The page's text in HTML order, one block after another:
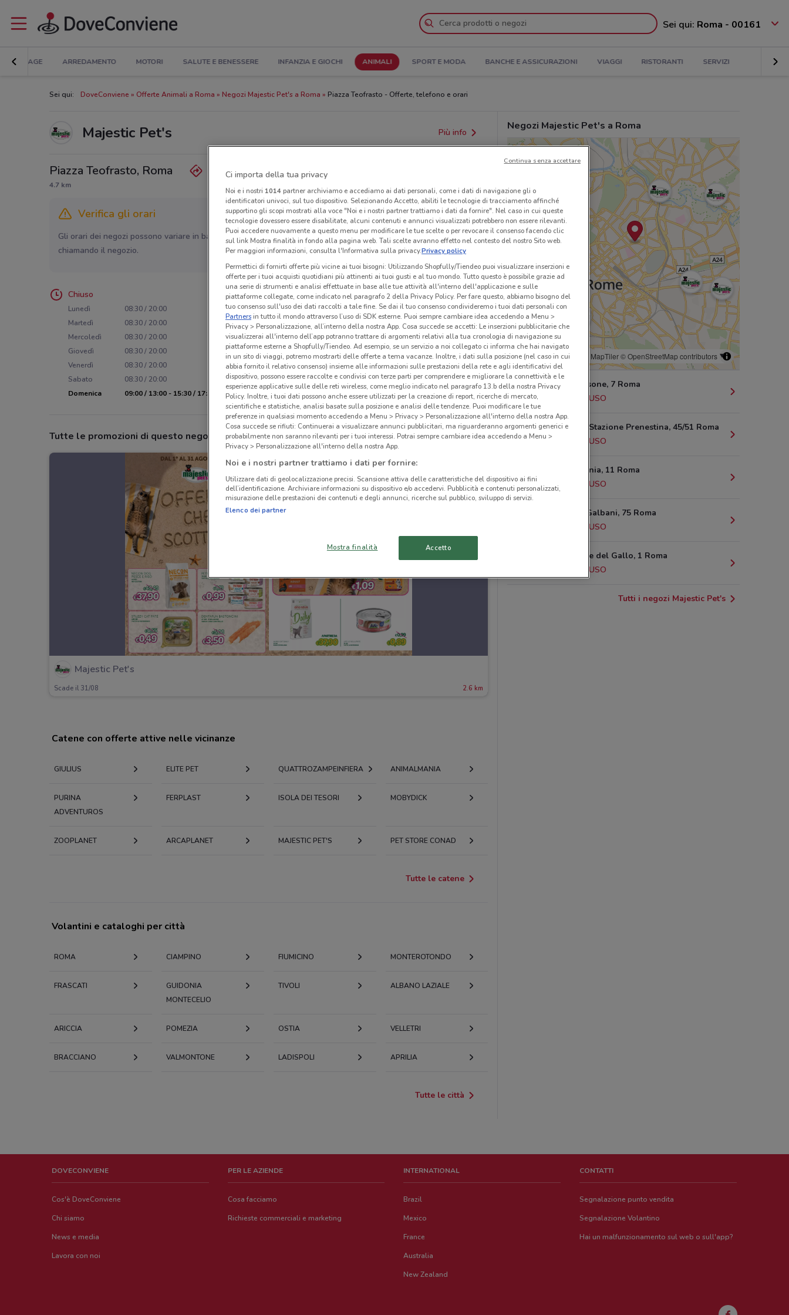
Sei qui: Roma - 00161
BRICOLAGE ARREDAMENTO MOTORI SALUTE E BENESSERE INFANZIA E GIOCHI ANIMALI SPORT E MODA BANCHE E ASSICURAZIONI VIAGGI RISTORANTI SERVIZI
Sei qui: DoveConviene Offerte Animali a Roma Negozi Majestic Pet's a Roma Piazza Teofrasto - Offerte, telefono e orari
Majestic Pet's Più info
Piazza Teofrasto, Roma
4.7 km
Verifica gli orari
Gli orari dei negozi possono variare in base agli ultimi provvedimenti regionali o nazionali. Verifica l’accuratezza
chiamando il negozio.
Chiuso
Lunedì
08:30 / 20:00
Martedì
08:30 / 20:00
Mercoledì
08:30 / 20:00
Giovedì
08:30 / 20:00
Venerdì
08:30 / 20:00
Sabato
08:30 / 20:00
Domenica
09:00 / 13:00 - 15:30 / 17:30
Tutte le promozioni di questo negozio
Majestic Pet's
Scade il 31/08 2.6 km
Negozi Majestic Pet's a Roma
© MapTiler© OpenStreetMap contributors
Via Val Chisone, 7 Roma
CHIUSO
Viale della Stazione Prenestina, 45/51 Roma
3.3 km
CHIUSO
Piazza Albania, 11 Roma
4.4 km
CHIUSO
Via Egidio Galbani, 75 Roma
CHIUSO
Via di Monte del Gallo, 1 Roma
CHIUSO
Tutti i negozi Majestic Pet's
Catene con offerte attive nelle vicinanze
GIULIUS ELITE PET QUATTROZAMPEINFIERA ANIMALMANIA
PURINA
ADVENTUROS
FERPLAST ISOLA DEI TESORI MOBYDICK
ZOOPLANET ARCAPLANET MAJESTIC PET'S PET STORE CONAD
Tutte le catene
Volantini e cataloghi per città
ROMA CIAMPINO FIUMICINO MONTEROTONDO
FRASCATI
GUIDONIA
MONTECELIO
TIVOLI ALBANO LAZIALE
ARICCIA POMEZIA OSTIA VELLETRI
BRACCIANO VALMONTONE LADISPOLI APRILIA
Tutte le città
DOVECONVIENE
Cos'è DoveConviene
Chi siamo
News e media
Lavora con noi
PER LE AZIENDE
Cosa facciamo
Richieste commerciali e marketing
INTERNATIONAL
Brazil
Mexico
France
Australia
New Zealand
CONTATTI
Segnalazione punto vendita
Segnalazione Volantino
Hai un malfunzionamento sul web o sull'app?
Ci importa della tua privacy
Noi e i nostri 1014partner archiviamo e accediamo ai dati personali, come i dati di navigazione gli o
identificatori univoci, sul tuo dispositivo. Selezionando Accetto, abiliti le tecnologie di tracciamento affinché
supportino gli scopi mostrati alla voce "Noi e i nostri partner trattiamo i dati da fornire". Nel caso in cui queste
tecnologie dovessero essere disabilitate, alcuni contenuti e annunci visualizzati potrebbero non essere rilevanti.
Puoi accedere nuovamente a questo menu per modificare le tue scelte o per revocare il consenso facendo clic
sul link Mostra finalità in fondo alla pagina web. Tali scelte avranno effetto nel contesto del nostro Sito web.
Per maggiori informazioni, consulta l'Informativa sulla privacy.Privacy policy
Permettici di fornirti offerte più vicine ai tuoi bisogni: Utilizzando Shopfully/Tiendeo puoi visualizzare inserzioni e
offerte per i tuoi acquisti quotidiani più attinenti ai tuoi gusti e al tuo mondo. Tutto questo è possibile grazie ad
una serie di strumenti e analisi effettuate in base alle tue attività all'interno dell'applicazione e sulle
piattaforme collegate, come indicato nel paragrafo 2 della Privacy Policy. Per fare questo, abbiamo bisogno del
tuo consenso sull'uso dei dati raccolti a tale fine. Se dai il tuo consenso condivideremo i tuoi dati personali con
Partnersin tutto il mondo attraverso l’uso di SDK esterne. Puoi sempre cambiare idea accedendo a Menu >
Privacy > Personalizzazione, all’interno della nostra App. Cosa succede se accetti: Le inserzioni pubblicitarie che
visualizzerai all'interno dell’app potranno trattare di argomenti relativi alla tua cronologia di navigazione su
piattaforme esterne a Shopfully/Tiendeo. Ad esempio, se un servizio a noi collegato ci informa che hai navigato
in un sito di viaggi, potremo mostrarti delle offerte a tema vacanze. Inoltre, i dati sulla posizione (nel caso in cui
abbia fornito il relativo consenso) insieme alle informazioni sulle prestazioni della rete e agli identificativi del
dispositivo, possono essere raccolte e condivisi con terze parti per comprendere e migliorare la connettività e le
esperienze applicative sulle delle reti wireless, come meglio indicato nel paragrafo 13.b della nostra Privacy
Policy. Inoltre, i tuoi dati possono anche essere utilizzati per la creazione di report, ricerche di mercato,
scientifiche e statistiche, analisi basate sulla posizione e analisi delle tendenze. Puoi modificare le tue
preferenze in qualsiasi momento accedendo a Menu > Privacy > Personalizzazione all'interno della nostra App.
Cosa succede se rifiuti: Continuerai a visualizzare annunci pubblicitari, ma riguarderanno argomenti generici e
probabilmente non saranno rilevanti per i tuoi interessi. Potrai sempre cambiare idea accedendo a Menu >
Privacy > Personalizzazione all'interno della nostra App.
Noi e i nostri partner trattiamo i dati per fornire:
Utilizzare dati di geolocalizzazione precisi. Scansione attiva delle caratteristiche del dispositivo ai fini
dell’identificazione. Archiviare informazioni su dispositivo e/o accedervi. Pubblicità e contenuti personalizzati,
misurazione delle prestazioni dei contenuti e degli annunci, ricerche sul pubblico, sviluppo di servizi.
Elenco dei partner
Mostra finalità Accetto
Continua senza accettare